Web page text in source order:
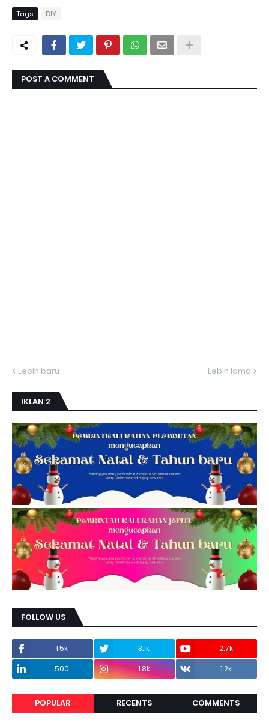
Tags DIY
POST A COMMENT
Lebih baru Lebih lama
IKLAN 2
FOLLOW US
1.5k 3.1k
2.7k
500
1.8k 1.2k
POPULAR RECENTS COMMENTS